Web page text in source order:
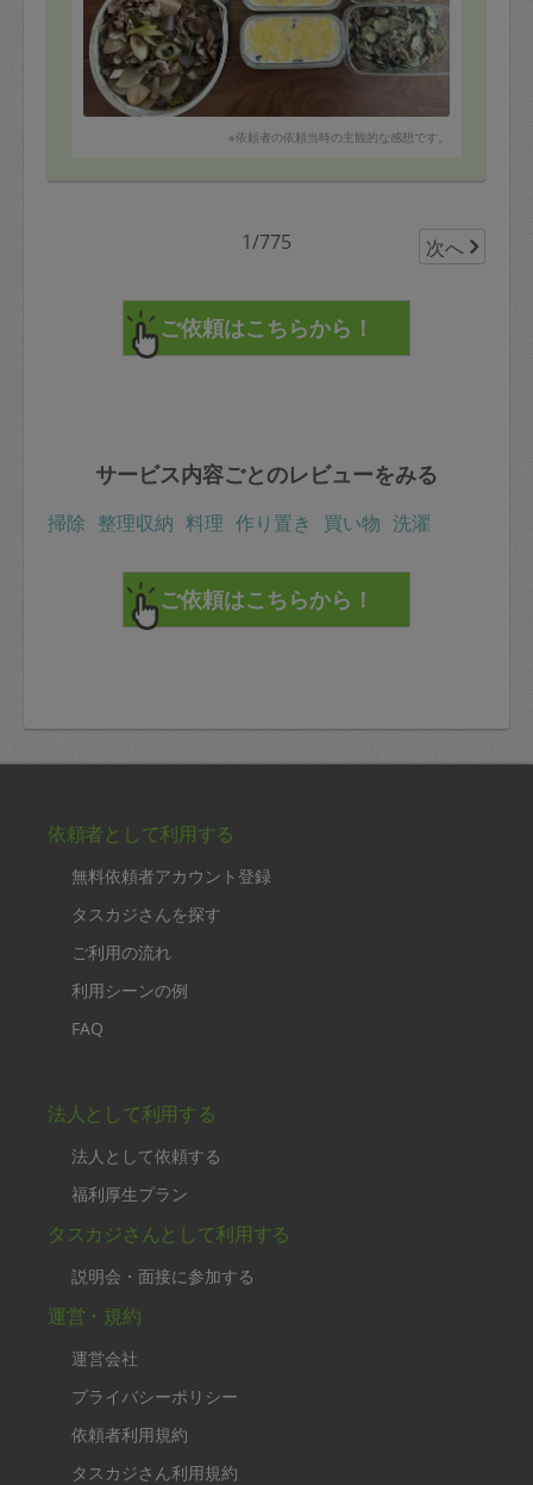
※依頼者の依頼当時の主観的な感想です。
1/775 次へ
サービス内容ごとのレビューをみる
掃除 整理収納 料理 作り置き 買い物 洗濯
依頼者として利用する
無料依頼者アカウント登録
タスカジさんを探す
ご利用の流れ
利用シーンの例
FAQ
法人として利用する
法人として依頼する
福利厚生プラン
タスカジさんとして利用する
説明会・面接に参加する
運営・規約
運営会社
プライバシーポリシー
依頼者利用規約
タスカジさん利用規約